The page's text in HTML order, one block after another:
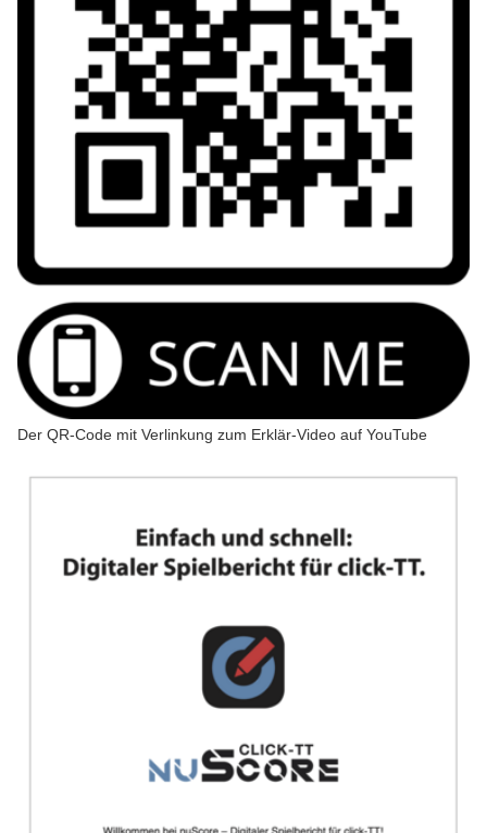
Der QR-Code mit Verlinkung zum Erklär-Video auf YouTube